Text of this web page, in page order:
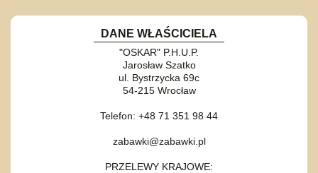
DANE WŁAŚCICIELA
"OSKAR" P.H.U.P.
Jarosław Szatko
ul. Bystrzycka 69c
54-215 Wrocław
Telefon: +48 71 351 98 44
zabawki@zabawki.pl
PRZELEWY KRAJOWE: